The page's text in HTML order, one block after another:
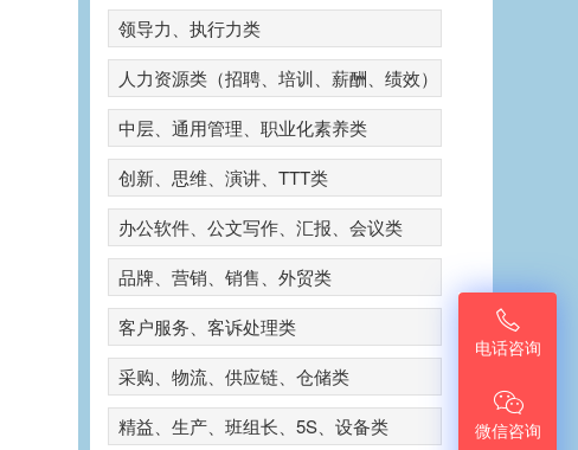
领导力、执行力类
人力资源类（招聘、培训、薪酬、绩效）
中层、通用管理、职业化素养类
创新、思维、演讲、TTT类
办公软件、公文写作、汇报、会议类
品牌、营销、销售、外贸类
客户服务、客诉处理类
采购、物流、供应链、仓储类
精益、生产、班组长、5S、设备类

电话咨询

微信咨询